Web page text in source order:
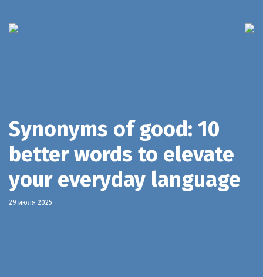
Synonyms of good: 10
better words to elevate
your everyday language
29 июля 2025